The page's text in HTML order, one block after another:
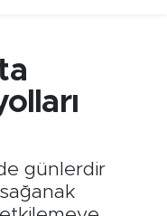
günlerdir
Fikstür